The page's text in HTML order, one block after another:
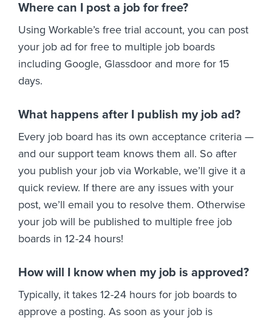
Where can I post a job for free?
Using Workable’s free trial account, you can post
your job ad for free to multiple job boards
including Google, Glassdoor and more for 15
days.
What happens after I publish my job ad?
Every job board has its own acceptance criteria —
and our support team knows them all. So after
you publish your job via Workable, we’ll give it a
quick review. If there are any issues with your
post, we’ll email you to resolve them. Otherwise
your job will be published to multiple free job
boards in 12-24 hours!
How will I know when my job is approved?
Typically, it takes 12-24 hours for job boards to
approve a posting. As soon as your job is